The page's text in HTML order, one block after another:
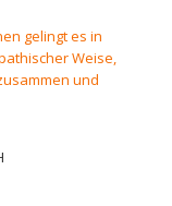
gelingt es in
Weise,
und